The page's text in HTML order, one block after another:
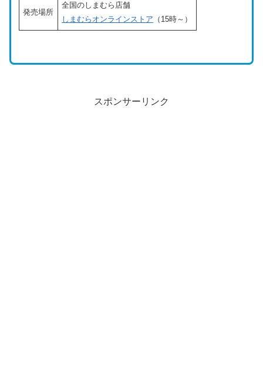
発売場所
全国のしまむら店舗
しまむらオンラインストア （15時～）
スポンサーリンク